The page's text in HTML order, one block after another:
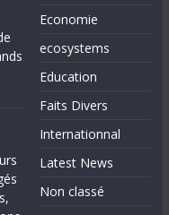
Economie
ecosystems
Education
Faits Divers
Internationnal
Latest News
Non classé